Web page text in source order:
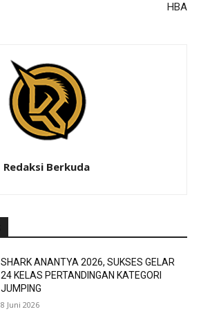
HBA
Redaksi Berkuda
SHARK ANANTYA 2026, SUKSES GELAR
24 KELAS PERTANDINGAN KATEGORI
JUMPING
8 Juni 2026